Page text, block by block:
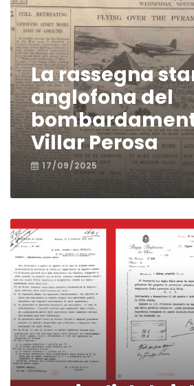
La rassegna
anglofona del
Villar Perosa
17/09/2025